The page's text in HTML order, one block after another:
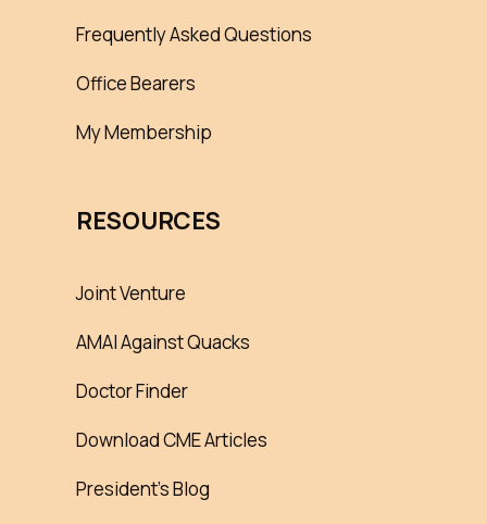
Frequently Asked Questions
Office Bearers
My Membership
RESOURCES
Joint Venture
AMAI Against Quacks
Doctor Finder
Download CME Articles
President’s Blog